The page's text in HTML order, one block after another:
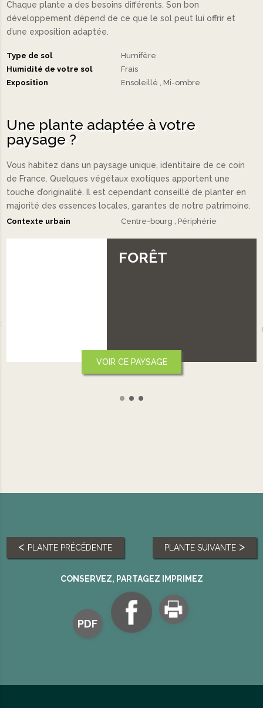
Chaque plante a des besoins différents. Son bon
développement dépend de ce que le sol peut lui offrir et
d’une exposition adaptée.
Type de sol
Humifère
Humidité de votre sol
Frais
Exposition
Ensoleillé Mi-ombre
Une plante adaptée à votre
paysage ?
Vous habitez dans un paysage unique, identitaire de ce coin
de France. Quelques végétaux exotiques apportent une
touche d’originalité. Il est cependant conseillé de planter en
majorité des essences locales, garantes de notre patrimoine.
Contexte urbain Centre-bourg Périphérie
FORÊT
VOIR CE PAYSAGE
PLANTE PRÉCÉDENTE PLANTE SUIVANTE
CONSERVEZ, PARTAGEZ IMPRIMEZ
PDF